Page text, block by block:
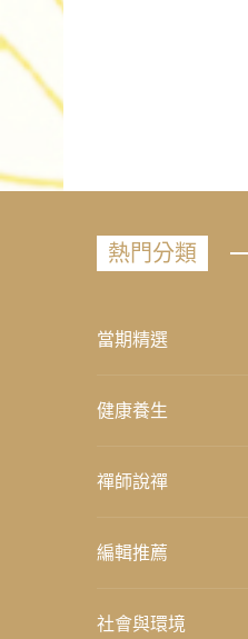
熱門分類
當期精選
健康養生
禪師說禪
編輯推薦
社會與環境